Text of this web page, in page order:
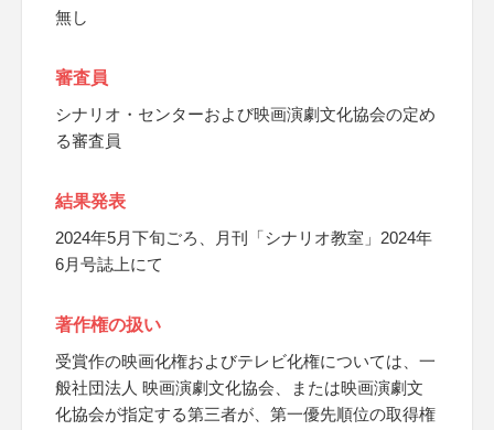
無し
審査員
シナリオ・センターおよび映画演劇文化協会の定め
る審査員
結果発表
2024年5月下旬ごろ、月刊「シナリオ教室」2024年
6月号誌上にて
著作権の扱い
受賞作の映画化権およびテレビ化権については、一
般社団法人 映画演劇文化協会、または映画演劇文
化協会が指定する第三者が、第一優先順位の取得権